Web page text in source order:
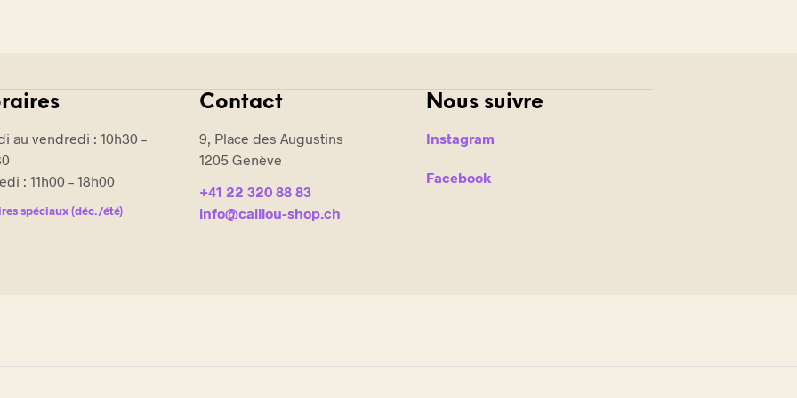
au vendredi : 10h30 –
: 11h00 – 18h00
spéciaux (déc./été)
Contact
9, Place des Augustins
1205 Genève
+41 22 320 88 83
info@caillou-shop.ch
Nous suivre
Instagram
Facebook